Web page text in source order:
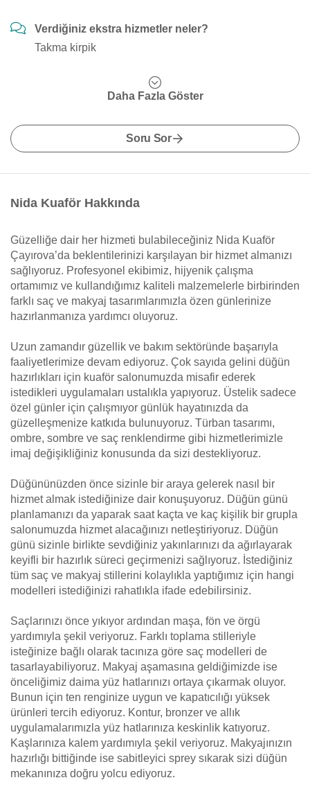
Verdiğiniz ekstra hizmetler neler?
Takma kirpik
Daha Fazla Göster
Soru Sor
Nida Kuaför Hakkında
Güzelliğe dair her hizmeti bulabileceğiniz Nida Kuaför
Çayırova’da beklentilerinizi karşılayan bir hizmet almanızı
sağlıyoruz. Profesyonel ekibimiz, hijyenik çalışma
ortamımız ve kullandığımız kaliteli malzemelerle birbirinden
farklı saç ve makyaj tasarımlarımızla özen günlerinize
hazırlanmanıza yardımcı oluyoruz.
Uzun zamandır güzellik ve bakım sektöründe başarıyla
faaliyetlerimize devam ediyoruz. Çok sayıda gelini düğün
hazırlıkları için kuaför salonumuzda misafir ederek
istedikleri uygulamaları ustalıkla yapıyoruz. Üstelik sadece
özel günler için çalışmıyor günlük hayatınızda da
güzelleşmenize katkıda bulunuyoruz. Türban tasarımı,
ombre, sombre ve saç renklendirme gibi hizmetlerimizle
imaj değişikliğiniz konusunda da sizi destekliyoruz.
Düğününüzden önce sizinle bir araya gelerek nasıl bir
hizmet almak istediğinize dair konuşuyoruz. Düğün günü
planlamanızı da yaparak saat kaçta ve kaç kişilik bir grupla
salonumuzda hizmet alacağınızı netleştiriyoruz. Düğün
günü sizinle birlikte sevdiğiniz yakınlarınızı da ağırlayarak
keyifli bir hazırlık süreci geçirmenizi sağlıyoruz. İstediğiniz
tüm saç ve makyaj stillerini kolaylıkla yaptığımız için hangi
modelleri istediğinizi rahatlıkla ifade edebilirsiniz.
Saçlarınızı önce yıkıyor ardından maşa, fön ve örgü
yardımıyla şekil veriyoruz. Farklı toplama stilleriyle
isteğinize bağlı olarak tacınıza göre saç modelleri de
tasarlayabiliyoruz. Makyaj aşamasına geldiğimizde ise
önceliğimiz daima yüz hatlarınızı ortaya çıkarmak oluyor.
Bunun için ten renginize uygun ve kapatıcılığı yüksek
ürünleri tercih ediyoruz. Kontur, bronzer ve allık
uygulamalarımızla yüz hatlarınıza keskinlik katıyoruz.
Kaşlarınıza kalem yardımıyla şekil veriyoruz. Makyajınızın
hazırlığı bittiğinde ise sabitleyici sprey sıkarak sizi düğün
mekanınıza doğru yolcu ediyoruz.